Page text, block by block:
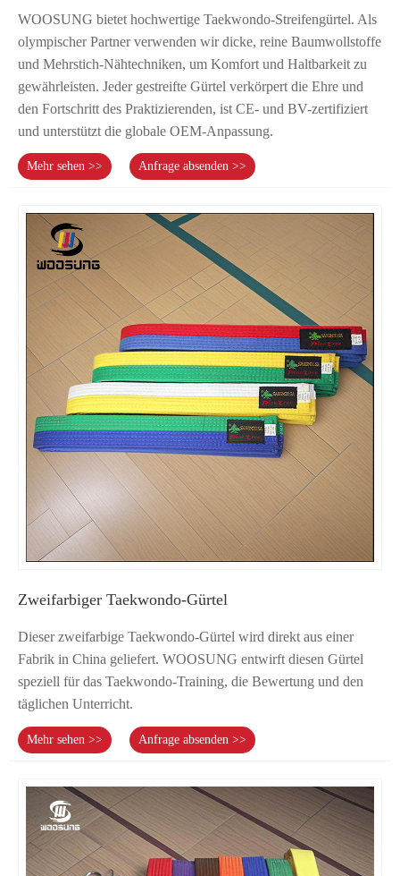
WOOSUNG bietet hochwertige Taekwondo-Streifengürtel. Als
olympischer Partner verwenden wir dicke, reine Baumwollstoffe
und Mehrstich-Nähtechniken, um Komfort und Haltbarkeit zu
gewährleisten. Jeder gestreifte Gürtel verkörpert die Ehre und
den Fortschritt des Praktizierenden, ist CE- und BV-zertifiziert
und unterstützt die globale OEM-Anpassung.
Mehr sehen >> Anfrage absenden >>
Zweifarbiger Taekwondo-Gürtel
Dieser zweifarbige Taekwondo-Gürtel wird direkt aus einer
Fabrik in China geliefert. WOOSUNG entwirft diesen Gürtel
speziell für das Taekwondo-Training, die Bewertung und den
täglichen Unterricht.
Mehr sehen >> Anfrage absenden >>